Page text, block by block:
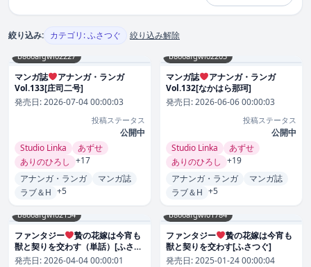
絞り込み: カテゴリ: ふさつぐ 絞り込み解除
b866afgwi02227
マンガ誌
アナンガ・ランガ
Vol.133[庄司二号]
発売日:2026-07-04 00:00:03
投稿ステータス
公開中
Studio Linka
あずせ
ありのひろし +17
アナンガ・ランガ
マンガ誌
ラブ＆H +5
b866afgwi02203
マンガ誌
アナンガ・ランガ
Vol.132[なかはら那珂]
発売日:2026-06-06 00:00:03
投稿ステータス
公開中
Studio Linka
あずせ
ありのひろし +19
アナンガ・ランガ
マンガ誌
ラブ＆H +5
b866afgwi02134
ファンタジー
贄の花嫁は今宵も
獣と契りを交わす（単話）[ふさつ
ぐ]
発売日:2026-04-04 00:00:01
b866afgwi01784
ファンタジー
贄の花嫁は今宵も
獣と契りを交わす[ふさつぐ]
発売日:2025-01-24 00:00:04